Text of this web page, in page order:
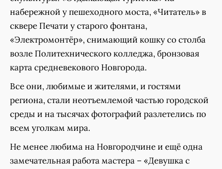
набережной у пешеходного моста, «Читатель» в
сквере Печати у старого фонтана,
«Электромонтёр», снимающий кошку со столба
возле Политехнического колледжа, бронзовая
карта средневекового Новгорода.
Все они, любимые и жителями, и гостями
региона, стали неотъемлемой частью городской
среды и на тысячах фотографий разлетелись по
всем уголкам мира.
Не менее любима на Новгородчине и ещё одна
замечательная работа мастера – «Девушка с